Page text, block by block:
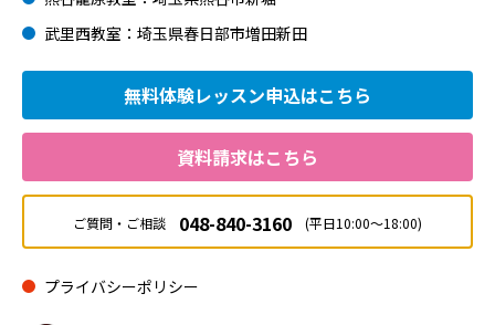
武里西教室：埼玉県春日部市増田新田
無料体験レッスン申込はこちら
資料請求はこちら
ご質問・ご相談 048-840-3160 (平日10:00～18:00)
プライバシーポリシー